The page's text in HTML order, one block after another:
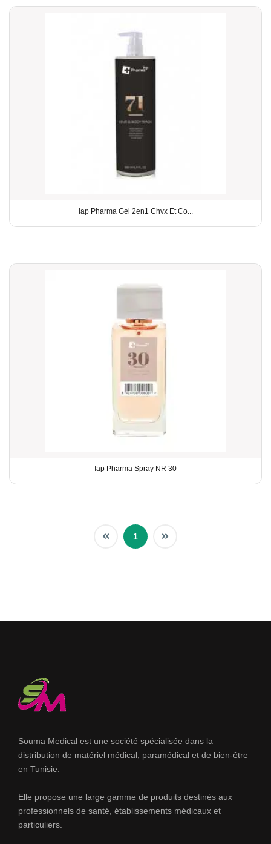
Iap Pharma Gel 2en1 Chvx Et Co...
Iap Pharma Spray NR 30
1
Souma Medical est une société spécialisée dans la
distribution de matériel médical, paramédical et de bien-être
en Tunisie.
Elle propose une large gamme de produits destinés aux
professionnels de santé, établissements médicaux et
particuliers.